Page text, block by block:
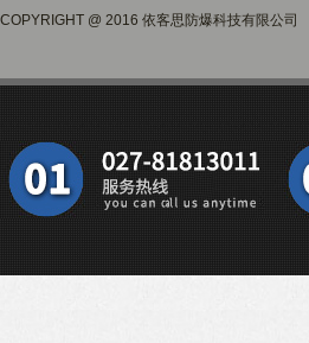
COPYRIGHT @ 2016 依客思防爆科技有限公司